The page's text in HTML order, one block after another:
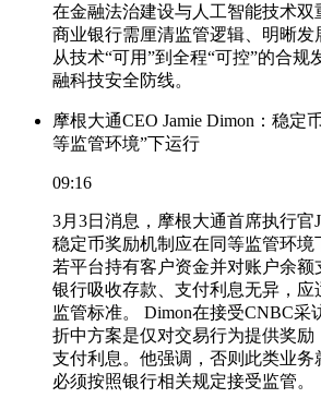
在金融法治建设与人工智能技术双
商业银行需厘清监管逻辑、明晰发
从技术“可用”到全程“可控”的合规
融科技安全防线。
摩根大通CEO Jamie Dimon：稳定
等监管环境”下运行
09:16
3月3日消息，摩根大通首席执行官
稳定币奖励机制应在同等监管环境
若平台持有客户资金并对账户余额
银行吸收存款、支付利息无异，应
监管标准。 Dimon在接受CNBC采
折中方案是仅对交易行为提供奖励
支付利息。他强调，否则此类业务
必须按照银行相关规定接受监管。